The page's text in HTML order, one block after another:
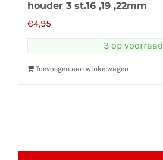
houder 3 st.16 ,19 ,22mm
€4,95
3 op voorraad
Toevoegen aan winkelwagen